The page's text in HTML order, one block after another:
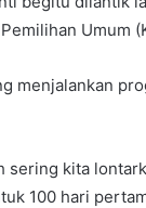
Umum
menjalankan
sering kita
100 hari